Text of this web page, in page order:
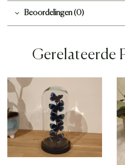
Beoordelingen (0)
Gerelateerde